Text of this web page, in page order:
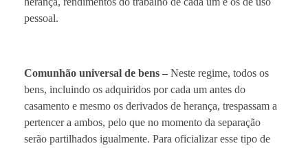
pessoal.
Comunhão universal de bens – Neste regime, todos os
bens, incluindo os adquiridos por cada um antes do
casamento e mesmo os derivados de herança, trespassam a
pertencer a ambos, pelo que no momento da separação
serão partilhados igualmente. Para oficializar esse tipo de